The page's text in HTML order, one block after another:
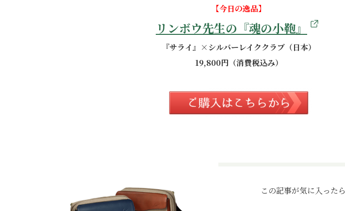
【今日の逸品】
リンボウ先生の『魂の小鞄』
『サライ』×シルバーレイククラブ（日本）
19,800円（消費税込み）
この記事が気に入ったら